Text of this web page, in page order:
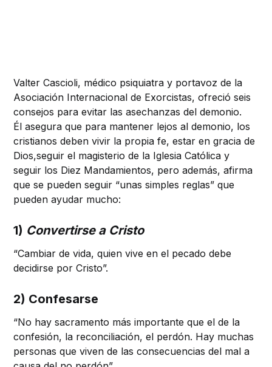
Valter Cascioli, médico psiquiatra y portavoz de la
Asociación Internacional de Exorcistas, ofreció seis
consejos para evitar las asechanzas del demonio.
Él asegura que para mantener lejos al demonio, los
cristianos deben vivir la propia fe, estar en gracia de
Dios,seguir el magisterio de la Iglesia Católica y
seguir los Diez Mandamientos, pero además, afirma
que se pueden seguir “unas simples reglas” que
pueden ayudar mucho:
1) Convertirse a Cristo
“Cambiar de vida, quien vive en el pecado debe
decidirse por Cristo”.
2) Confesarse
“No hay sacramento más importante que el de la
confesión, la reconciliación, el perdón. Hay muchas
personas que viven de las consecuencias del mal a